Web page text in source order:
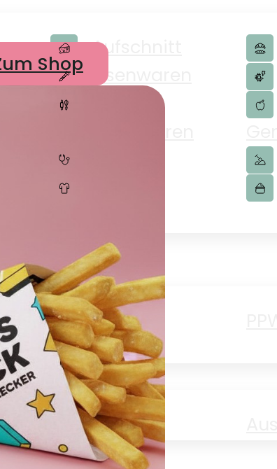
Aufschnitt
Eisenwaren
Papier Lover
Jobs
Shop